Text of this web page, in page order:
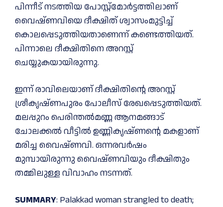
പിന്നീട് നടത്തിയ പോസ്റ്റ്മോര്‍ട്ടത്തിലാണ്
വൈഷ്ണവിയെ ദീക്ഷിത് ശ്വാസംമുട്ടിച്ച്‌
കൊലപ്പെടുത്തിയതാണെന്ന് കണ്ടെത്തിയത്.
പിന്നാലെ ദീക്ഷിതിനെ അറസ്റ്റ്
ചെയ്യുകയായിരുന്നു.
ഇന്ന് രാവിലെയാണ് ദീക്ഷിതിൻ്റെ അറസ്റ്റ്
ശ്രീകൃഷ്ണപുരം പോലീസ് രേഖപ്പെടുത്തിയത്.
മലപ്പുറം പെരിന്തല്‍മണ്ണ ആനമങ്ങാട്
ചോലക്കല്‍ വീട്ടില്‍ ഉണ്ണികൃഷ്ണൻ്റെ മകളാണ്
മരിച്ച വൈഷ്ണവി. ഒന്നരവർഷം
മുമ്പായിരുന്നു വൈഷ്ണവിയും ദീക്ഷിതും
തമ്മിലുള്ള വിവാഹം നടന്നത്.
SUMMARY: Palakkad woman strangled to death;